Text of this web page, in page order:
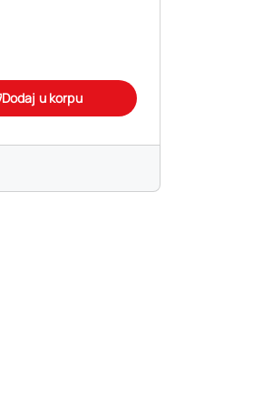
Dodaj u korpu